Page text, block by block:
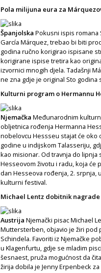
Pola milijuna eura za
Španjolska Pokusni ispis romana
García Márquez, trebao bi biti
godina ručno korigirao ispisane
korigirane ispise tretira kao
izvornici mnogih djela. Tadašnji
ne zna gdje je original Sto godina
Kulturni program o Hermannu
Njemačka Međunarodnim
obljetnica rođenja Hermanna
nobelovcu Hessseu stajat će oko
godine u indijskom Talasseriju,
kao misionar. Od travnja do
Hesseovom životu i radu, koja će
dan Hesseova rođenja, 2. srpnja,
kulturni festival.
Michael Lentz dobitnik nagrade
Austrija Njemački pisac Michael
Muttersterben, objavio je žiri pod
Schindela. Favoriti iz Njemačke
u Klagenfurtu, gdje se mladim
šesnaest, pruža mogućnost da
žirija dobila je Jenny Erpenbeck